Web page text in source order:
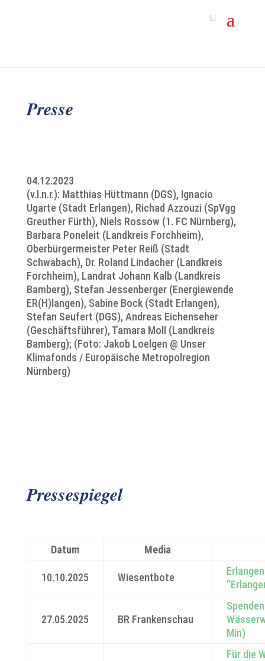
Presse
04.12.2023
(v.l.n.r.): Matthias Hüttmann (DGS), Ignacio
Ugarte (Stadt Erlangen), Richad Azzouzi (SpVgg
Greuther Fürth), Niels Rossow (1. FC Nürnberg),
Barbara Poneleit (Landkreis Forchheim),
Oberbürgermeister Peter Reiß (Stadt
Schwabach), Dr. Roland Lindacher (Landkreis
Forchheim), Landrat Johann Kalb (Landkreis
Bamberg), Stefan Jessenberger (Energiewende
ER(H)langen), Sabine Bock (Stadt Erlangen),
Stefan Seufert (DGS), Andreas Eichenseher
(Geschäftsführer), Tamara Moll (Landkreis
Bamberg); (Foto: Jakob Loelgen @ Unser
Klimafonds / Europäische Metropolregion
Nürnberg)
Pressespiegel
Datum Media
10.10.2025 Wiesentbote
27.05.2025 BR Frankenschau
Min)
Für die